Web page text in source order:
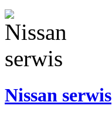
Nissan serwis